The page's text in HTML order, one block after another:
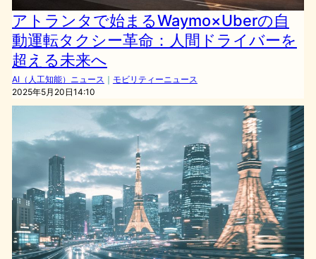
アトランタで始まるWaymo×Uberの自
動運転タクシー革命：人間ドライバーを
超える未来へ
AI（人工知能）ニュース ｜ モビリティーニュース
2025年5月20日14:10